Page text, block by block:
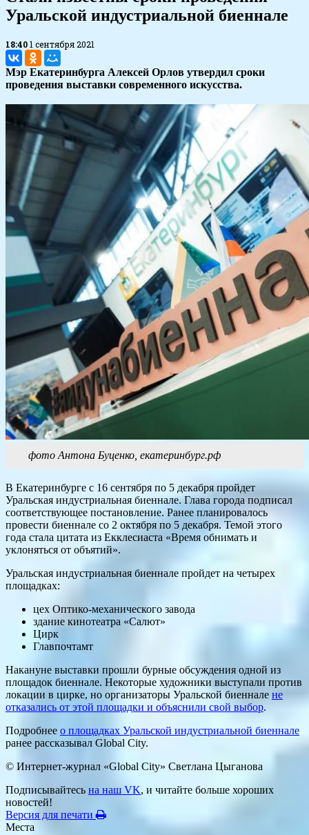
Уральской индустриальной биеннале
18:401 сентября 2021
Мэр Екатеринбурга Алексей Орлов утвердил сроки
проведения выставки современного искусства.
фото Антона Буценко, екатеринбург.рф
В Екатеринбурге с 16 сентября по 5 декабря пройдет
Уральская индустриальная биеннале. Глава города подписал
соответствующее постановление. Ранее планировалось
провести биеннале со 2 октября по 5 декабря. Темой этого
года стала цитата из Екклесиаста «Время обнимать и
уклоняться от объятий».
Уральская индустриальная биеннале пройдет на четырех
площадках:
цех Оптико-механического завода
здание кинотеатра «Салют»
Цирк
Главпочтамт
Накануне выставки прошли бурные обсуждения одной из
площадок биеннале. Некоторые художники выступали против
локации в цирке, но организаторы Уральской биеннале не
отказались от этой площадки и объяснили свой выбор.
Подробнее о площадках Уральской индустриальной биеннале
ранее рассказывал Global City.
© Интернет-журнал «Global City» Светлана Цыганова
Подписывайтесь на наш VK, и читайте больше хороших
новостей!
Версия для печати
Места